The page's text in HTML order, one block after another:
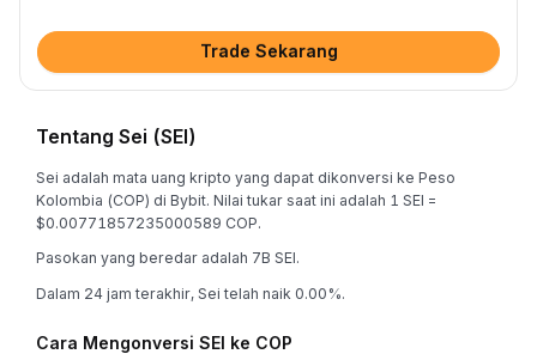
Trade Sekarang
Tentang Sei (SEI)
Sei adalah mata uang kripto yang dapat dikonversi ke Peso
Kolombia (COP) di Bybit. Nilai tukar saat ini adalah 1 SEI =
$0.00771857235000589 COP.
Pasokan yang beredar adalah 7B SEI.
Dalam 24 jam terakhir, Sei telah naik 0.00%.
Cara Mengonversi SEI ke COP